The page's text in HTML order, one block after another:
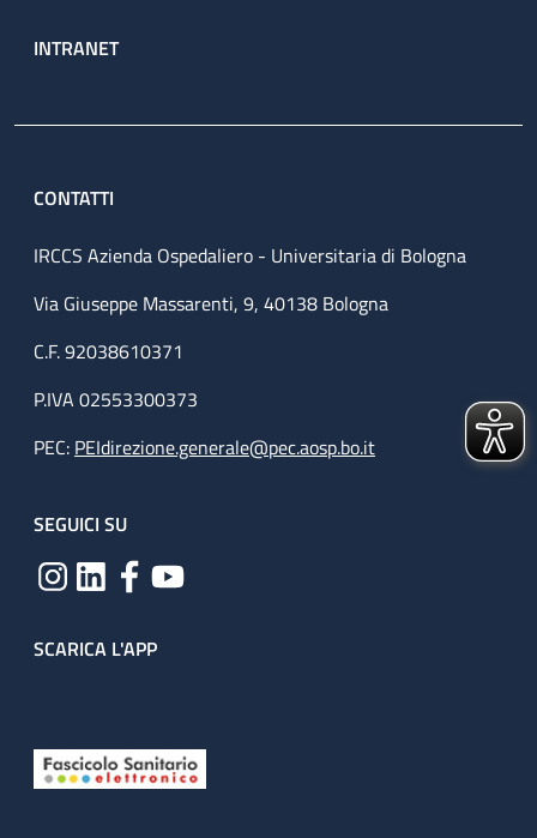
INTRANET
CONTATTI
IRCCS Azienda Ospedaliero - Universitaria di Bologna
Via Giuseppe Massarenti, 9, 40138 Bologna
C.F. 92038610371
P.IVA 02553300373
PEC: PEIdirezione.generale@pec.aosp.bo.it
SEGUICI SU
SCARICA L'APP